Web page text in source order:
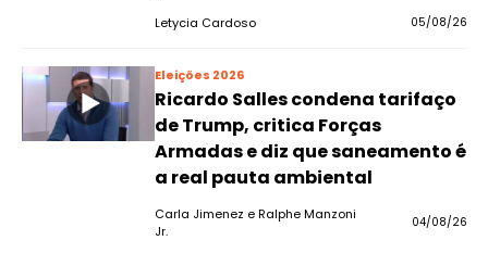
Letycia Cardoso 05/08/26
Eleições 2026
Ricardo Salles condena tarifaço
de Trump, critica Forças
Armadas e diz que saneamento é
a real pauta ambiental
Carla Jimenez e Ralphe Manzoni
Jr.
04/08/26